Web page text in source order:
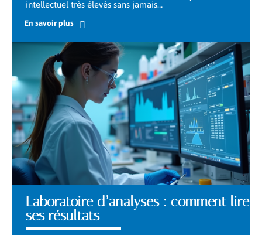
intellectuel très élevés sans jamais…
En savoir plus
Laboratoire d’analyses : comment lire
ses résultats